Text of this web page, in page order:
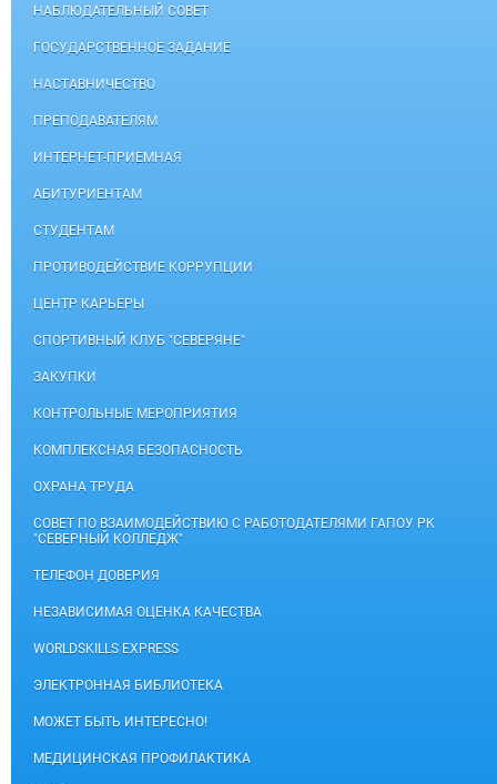
НАБЛЮДАТЕЛЬНЫЙ СОВЕТ
ГОСУДАРСТВЕННОЕ ЗАДАНИЕ
НАСТАВНИЧЕСТВО
ПРЕПОДАВАТЕЛЯМ
ИНТЕРНЕТ-ПРИЕМНАЯ
АБИТУРИЕНТАМ
СТУДЕНТАМ
ПРОТИВОДЕЙСТВИЕ КОРРУПЦИИ
ЦЕНТР КАРЬЕРЫ
СПОРТИВНЫЙ КЛУБ "СЕВЕРЯНЕ"
ЗАКУПКИ
КОНТРОЛЬНЫЕ МЕРОПРИЯТИЯ
КОМПЛЕКСНАЯ БЕЗОПАСНОСТЬ
ОХРАНА ТРУДА
СОВЕТ ПО ВЗАИМОДЕЙСТВИЮ С РАБОТОДАТЕЛЯМИ ГАПОУ РК
"СЕВЕРНЫЙ КОЛЛЕДЖ"
ТЕЛЕФОН ДОВЕРИЯ
НЕЗАВИСИМАЯ ОЦЕНКА КАЧЕСТВА
WORLDSKILLS EXPRESS
ЭЛЕКТРОННАЯ БИБЛИОТЕКА
МОЖЕТ БЫТЬ ИНТЕРЕСНО!
МЕДИЦИНСКАЯ ПРОФИЛАКТИКА